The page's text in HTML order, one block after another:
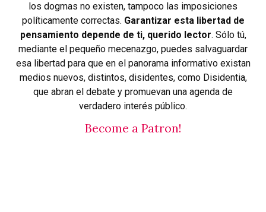
los dogmas no existen, tampoco las imposiciones
políticamente correctas. Garantizar esta libertad de
pensamiento depende de ti, querido lector. Sólo tú,
mediante el pequeño mecenazgo, puedes salvaguardar
esa libertad para que en el panorama informativo existan
medios nuevos, distintos, disidentes, como Disidentia,
que abran el debate y promuevan una agenda de
verdadero interés público.
Become a Patron!